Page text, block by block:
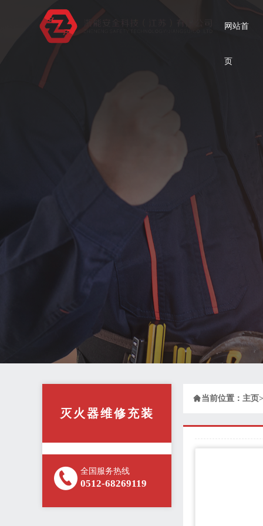
网站首
页
灭火器维修充装
全国服务热线
0512-68269119
当前位置： 主页>